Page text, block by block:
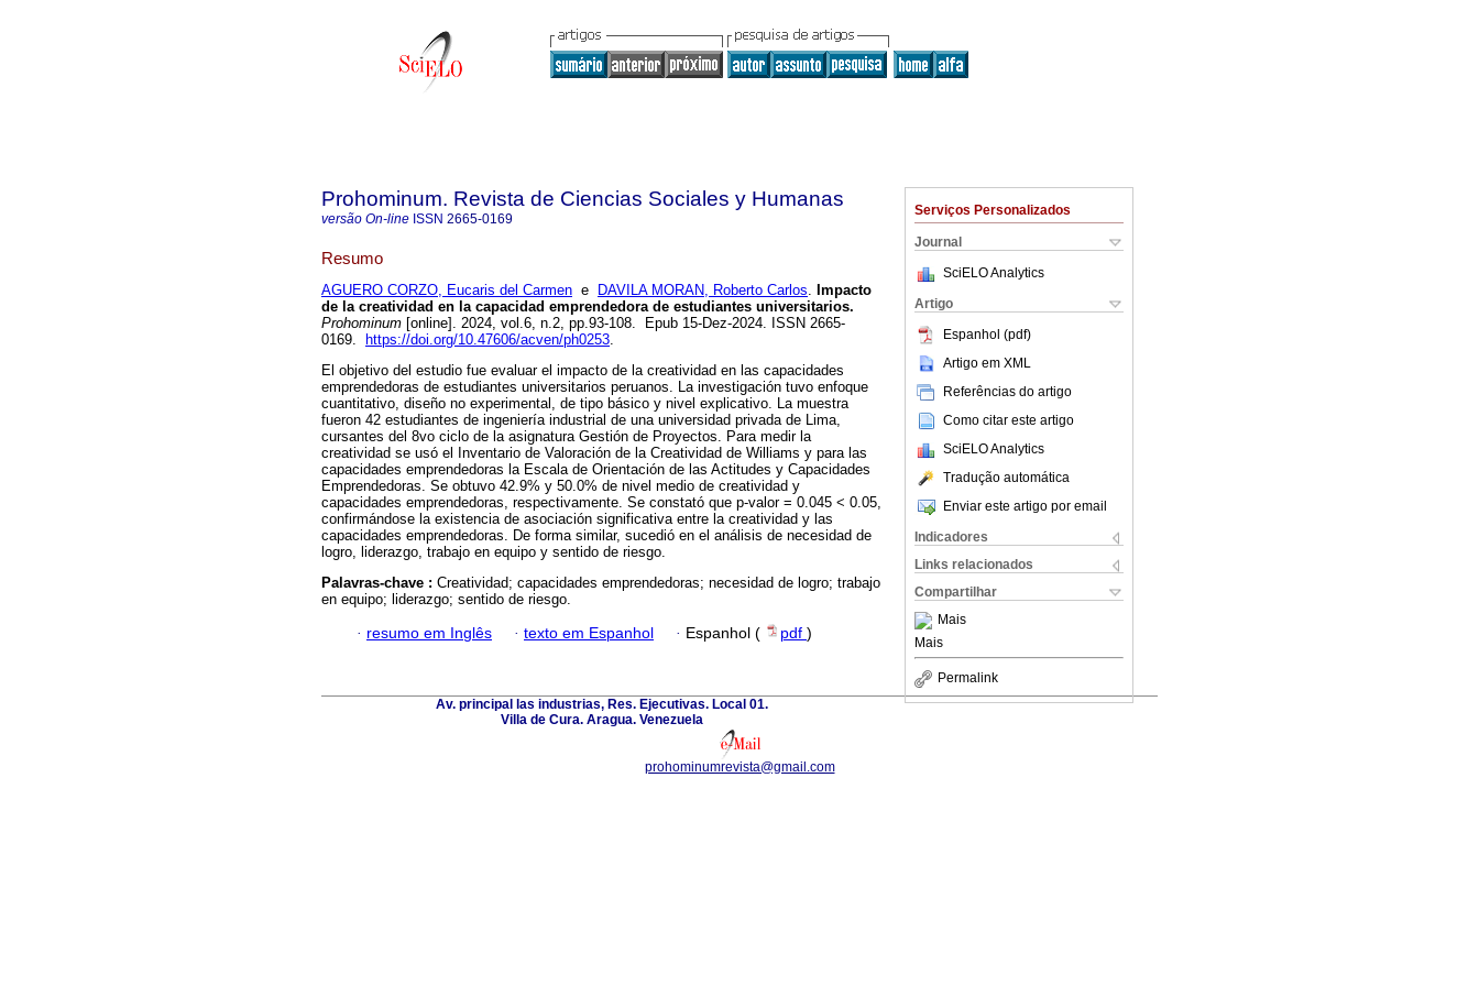
Serviços Personalizados
Journal
SciELO Analytics
Artigo
Espanhol (pdf)
Artigo em XML
Referências do artigo
Como citar este artigo
SciELO Analytics
Tradução automática
Enviar este artigo por email
Indicadores
Links relacionados
Compartilhar
Mais
Mais
Permalink
Prohominum. Revista de Ciencias Sociales y Humanas
versão On-line ISSN 2665-0169
Resumo
AGUERO CORZO, Eucaris del Carmen e DAVILA MORAN, Roberto Carlos. Impacto
de la creatividad en la capacidad emprendedora de estudiantes universitarios.
Prohominum [online]. 2024, vol.6, n.2, pp.93-108. Epub 15-Dez-2024. ISSN 2665-
0169.
https://doi.org/10.47606/acven/ph0253.
El objetivo del estudio fue evaluar el impacto de la creatividad en las capacidades
emprendedoras de estudiantes universitarios peruanos. La investigación tuvo enfoque
cuantitativo, diseño no experimental, de tipo básico y nivel explicativo. La muestra
fueron 42 estudiantes de ingeniería industrial de una universidad privada de Lima,
cursantes del 8vo ciclo de la asignatura Gestión de Proyectos. Para medir la
creatividad se usó el Inventario de Valoración de la Creatividad de Williams y para las
capacidades emprendedoras la Escala de Orientación de las Actitudes y Capacidades
Emprendedoras. Se obtuvo 42.9% y 50.0% de nivel medio de creatividad y
capacidades emprendedoras, respectivamente. Se constató que p-valor = 0.045 < 0.05,
confirmándose la existencia de asociación significativa entre la creatividad y las
capacidades emprendedoras. De forma similar, sucedió en el análisis de necesidad de
logro, liderazgo, trabajo en equipo y sentido de riesgo.
Palavras-chave : Creatividad; capacidades emprendedoras; necesidad de logro; trabajo
en equipo; liderazgo; sentido de riesgo.
· resumo em Inglês · texto em Espanhol · Espanhol ( pdf )
Av. principal las industrias, Res. Ejecutivas. Local 01.
Villa de Cura. Aragua. Venezuela
prohominumrevista@gmail.com